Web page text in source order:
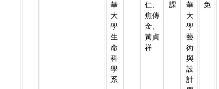
華
大
學
生
命
科
學
系
仁、
焦傳
金、
黃貞
祥
課
華
大
學
藝
術
與
設
計
免